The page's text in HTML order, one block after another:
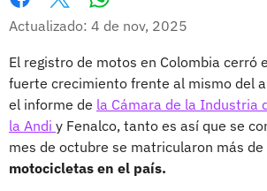
Facebook
X
Actualizado: 4 de nov, 2025
El registro de motos en Colombia cerró
fuerte crecimiento frente al mismo del
el informe de la Cámara de la Industria
la Andi y Fenalco, tanto es así que se
mes de octubre se matricularon más de
motocicletas en el país.